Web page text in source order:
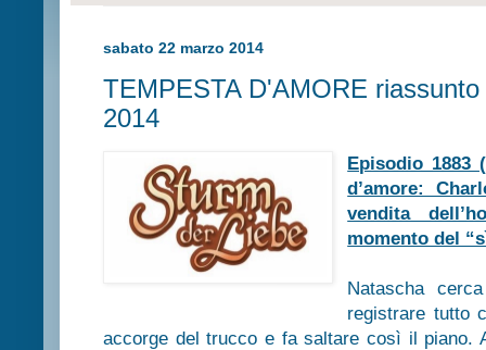
sabato 22 marzo 2014
TEMPESTA D'AMORE
2014
Episodio 1883
d’amore:
vendita
momento del
Natascha
registrare tutto
accorge del trucco e fa saltare così il piano.